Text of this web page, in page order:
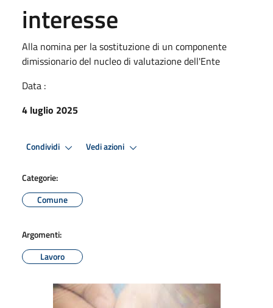
interesse
Alla nomina per la sostituzione di un componente
dimissionario del nucleo di valutazione dell'Ente
Data :
4 luglio 2025
Condividi Vedi azioni
Categorie:
Comune
Argomenti:
Lavoro